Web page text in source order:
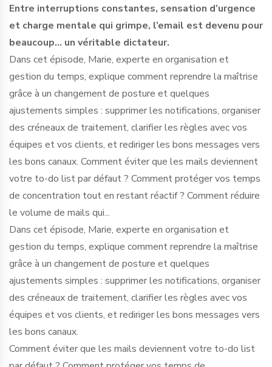
Entre interruptions constantes, sensation d’urgence
et charge mentale qui grimpe, l’email est devenu pour
beaucoup… un véritable dictateur.
Dans cet épisode, Marie, experte en organisation et
gestion du temps, explique comment reprendre la maîtrise
grâce à un changement de posture et quelques
ajustements simples : supprimer les notifications, organiser
des créneaux de traitement, clarifier les règles avec vos
équipes et vos clients, et rediriger les bons messages vers
les bons canaux. Comment éviter que les mails deviennent
votre to-do list par défaut ? Comment protéger vos temps
de concentration tout en restant réactif ? Comment réduire
le volume de mails qui...
Dans cet épisode, Marie, experte en organisation et
gestion du temps, explique comment reprendre la maîtrise
grâce à un changement de posture et quelques
ajustements simples : supprimer les notifications, organiser
des créneaux de traitement, clarifier les règles avec vos
équipes et vos clients, et rediriger les bons messages vers
les bons canaux.
Comment éviter que les mails deviennent votre to-do list